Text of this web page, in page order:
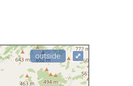
outside ⤢